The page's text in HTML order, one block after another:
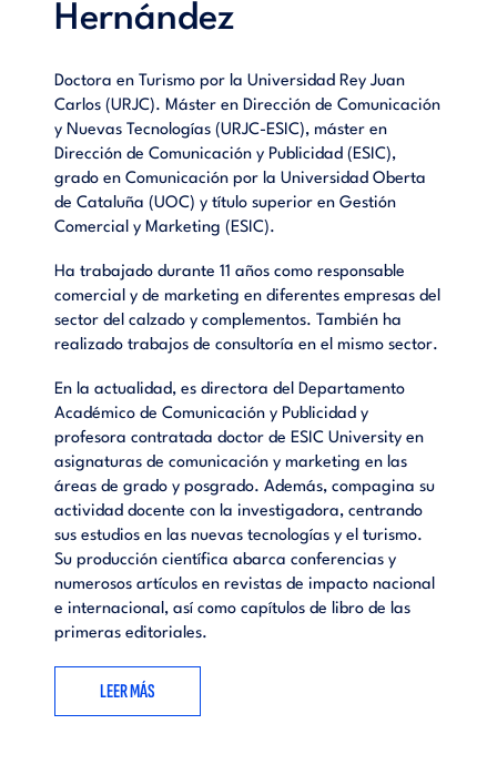
Hernández
Doctora en Turismo por la Universidad Rey Juan
Carlos (URJC). Máster en Dirección de Comunicación
y Nuevas Tecnologías (URJC-ESIC), máster en
Dirección de Comunicación y Publicidad (ESIC),
grado en Comunicación por la Universidad Oberta
de Cataluña (UOC) y título superior en Gestión
Comercial y Marketing (ESIC).
Ha trabajado durante 11 años como responsable
comercial y de marketing en diferentes empresas del
sector del calzado y complementos. También ha
realizado trabajos de consultoría en el mismo sector.
En la actualidad, es directora del Departamento
Académico de Comunicación y Publicidad y
profesora contratada doctor de ESIC University en
asignaturas de comunicación y marketing en las
áreas de grado y posgrado. Además, compagina su
actividad docente con la investigadora, centrando
sus estudios en las nuevas tecnologías y el turismo.
Su producción científica abarca conferencias y
numerosos artículos en revistas de impacto nacional
e internacional, así como capítulos de libro de las
primeras editoriales.
LEER MÁS